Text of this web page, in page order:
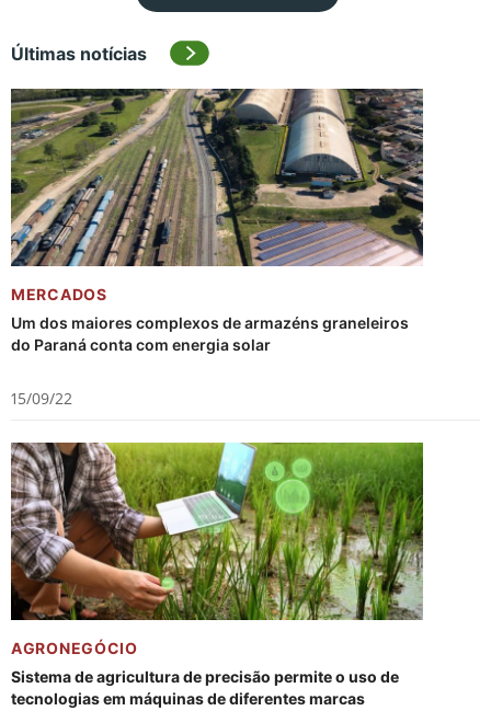
Últimas notícias
MERCADOS
Um dos maiores complexos de armazéns graneleiros
do Paraná conta com energia solar
15/09/22
AGRONEGÓCIO
Sistema de agricultura de precisão permite o uso de
tecnologias em máquinas de diferentes marcas